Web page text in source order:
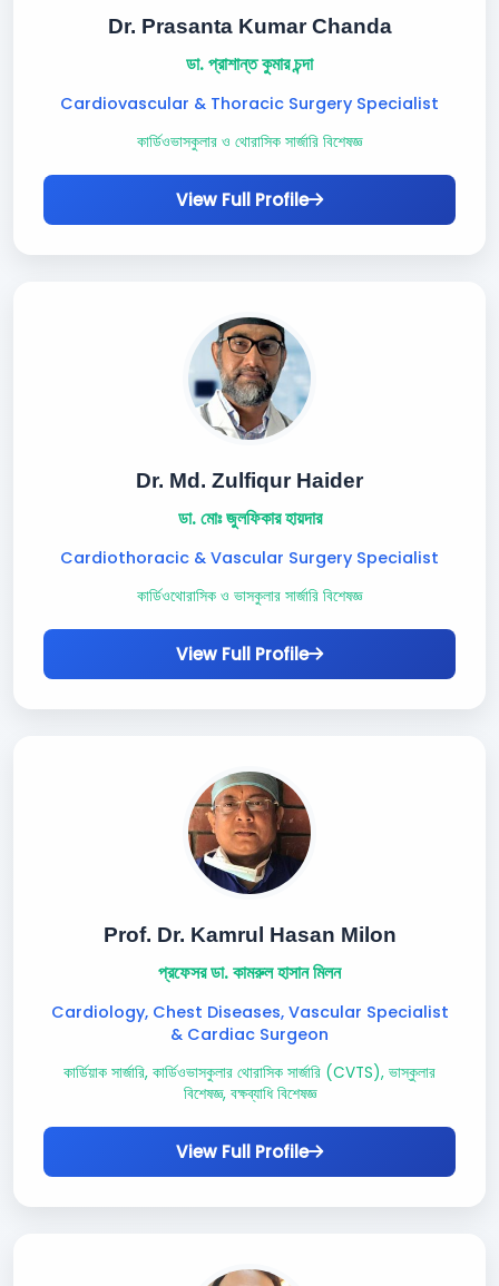
Dr. Prasanta Kumar Chanda
ডা. প্রাশান্ত কুমার চন্দা
Cardiovascular & Thoracic Surgery Specialist
কার্ডিওভাসকুলার ও থোরাসিক সার্জারি বিশেষজ্ঞ
View Full Profile
Dr. Md. Zulfiqur Haider
ডা. মোঃ জুলফিকার হায়দার
Cardiothoracic & Vascular Surgery Specialist
কার্ডিওথোরাসিক ও ভাসকুলার সার্জারি বিশেষজ্ঞ
View Full Profile
Prof. Dr. Kamrul Hasan Milon
প্রফেসর ডা. কামরুল হাসান মিলন
Cardiology, Chest Diseases, Vascular Specialist
& Cardiac Surgeon
কার্ডিয়াক সার্জারি, কার্ডিওভাসকুলার থোরাসিক সার্জারি (CVTS), ভাস্কুলার
বিশেষজ্ঞ, বক্ষব্যাধি বিশেষজ্ঞ
View Full Profile